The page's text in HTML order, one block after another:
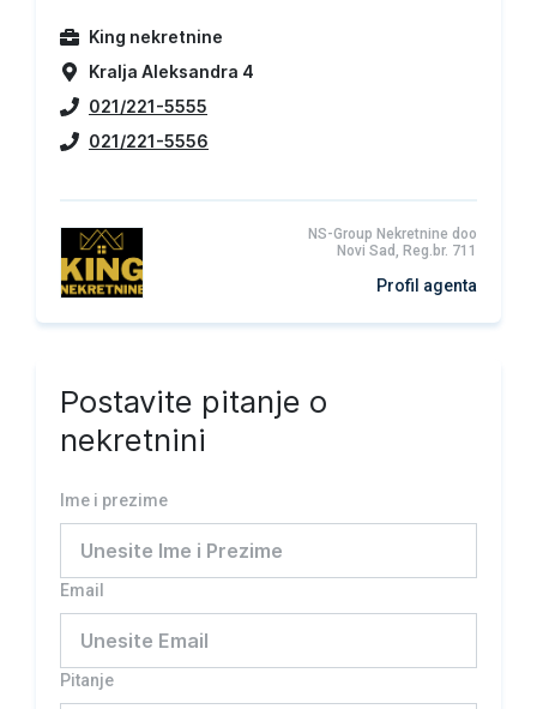
King nekretnine
Kralja Aleksandra 4
021/221-5555
021/221-5556
NS-Group Nekretnine doo
Novi Sad, Reg.br. 711
Profil agenta
Postavite pitanje o
nekretnini
Ime i prezime
Email
Pitanje